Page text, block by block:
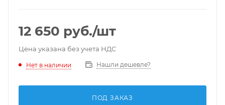
12 650 руб./шт
Цена указана без учета НДС
Нет в наличии Нашли дешевле?
ПОД ЗАКАЗ